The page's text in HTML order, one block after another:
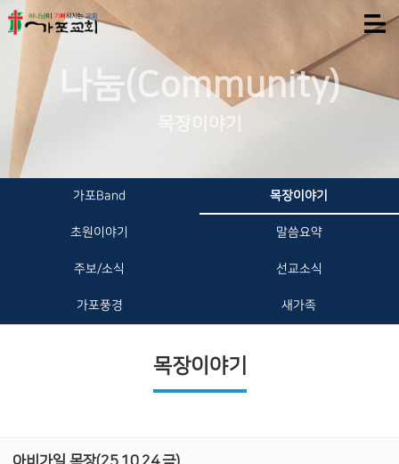
나눔(Community)
목장이야기
가포Band 목장이야기
초원이야기 말씀요약
주보/소식 선교소식
가포풍경 새가족
목장이야기